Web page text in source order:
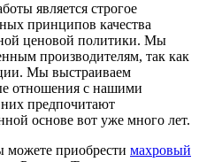
является строгое
принципов качества
ценовой политики. Мы
производителям, так как
Мы выстраиваем
отношения с нашими
предпочитают
основе вот уже много лет.
приобрести махровый